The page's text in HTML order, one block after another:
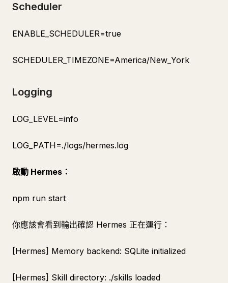
Scheduler
ENABLE_SCHEDULER=true
SCHEDULER_TIMEZONE=America/New_York
Logging
LOG_LEVEL=info
LOG_PATH=./logs/hermes.log
啟動 Hermes：
npm run start
你應該會看到輸出確認 Hermes 正在運行：
[Hermes] Memory backend: SQLite initialized
[Hermes] Skill directory: ./skills loaded